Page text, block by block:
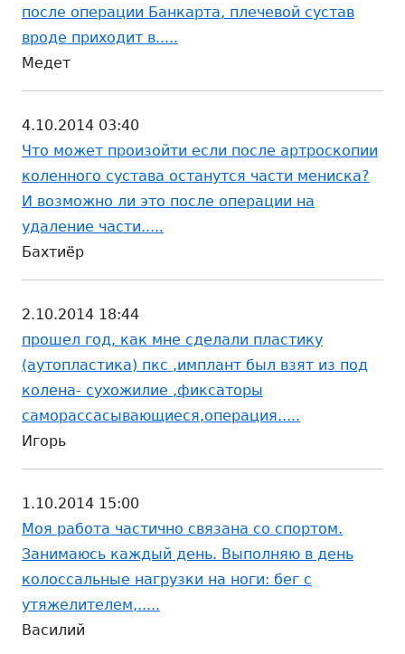
после операции Банкарта, плечевой сустав
вроде приходит в.....
Медет
4.10.2014 03:40
Что может произойти если после артроскопии
коленного сустава останутся части мениска?
И возможно ли это после операции на
удаление части.....
Бахтиёр
2.10.2014 18:44
прошел год, как мне сделали пластику
(аутопластика) пкс ,имплант был взят из под
колена- сухожилие ,фиксаторы
саморассасывающиеся,операция.....
Игорь
1.10.2014 15:00
Моя работа частично связана со спортом.
Занимаюсь каждый день. Выполняю в день
колоссальные нагрузки на ноги: бег с
утяжелителем,.....
Василий